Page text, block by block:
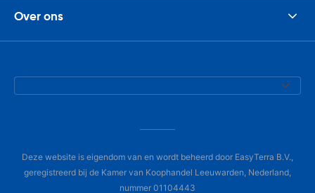
Over ons
Deze website is eigendom van en wordt beheerd door EasyTerra B.V.,
geregistreerd bij de Kamer van Koophandel Leeuwarden, Nederland,
nummer 01104443